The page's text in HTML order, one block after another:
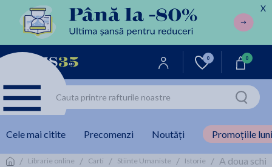
X
0 0
Cele mai citite Precomenzi Noutăți Promoțiile
/ Librarie online / Carti / Stiinte Umaniste / Istorie / A doua